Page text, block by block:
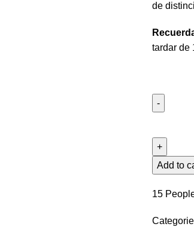
de
tardar de
Add to
15